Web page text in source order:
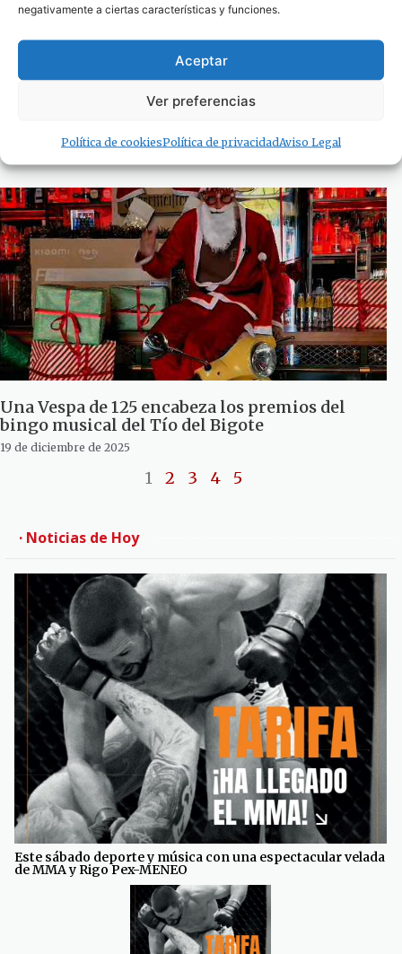
negativamente a ciertas características y funciones.
Aceptar
Ver preferencias
Política de cookiesPolítica de privacidadAviso Legal
Entrega de premios del XVIII Concurso de
28 de diciembre de 2025
Una Vespa de 125 encabeza los premios del
bingo musical del Tío del Bigote
19 de diciembre de 2025
1 2 3 4 5
· Noticias de Hoy
Este sábado deporte y música con una espectacular velada
de MMA y Rigo Pex-MENEO